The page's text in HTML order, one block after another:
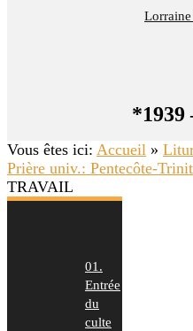
*1939
Vous êtes ici: Accueil »
Prière univ.: Pentecôte-
TRAVAIL
01.
Entrée
du
culte